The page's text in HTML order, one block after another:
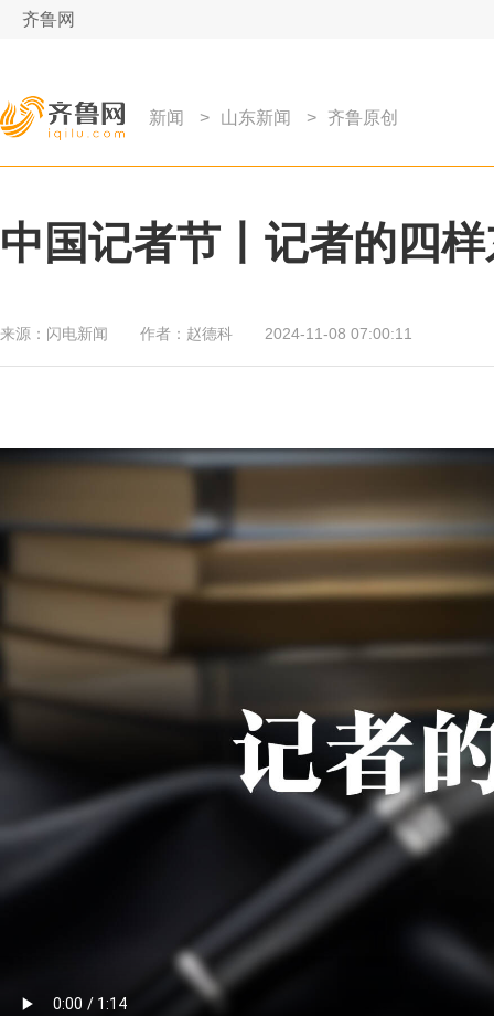
齐鲁网
新闻 > 山东新闻 > 齐鲁原创
中国记者节丨记者的四
来源： 闪电新闻 作者： 赵德科 2024-11-08 07:00:11